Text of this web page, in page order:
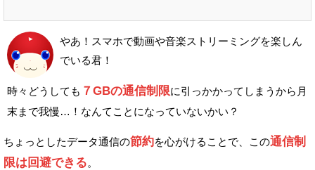
やあ！スマホで動画や音楽ストリーミングを楽しん
でいる君！
時々どうしても ７GBの通信制限に引っかかってしまうから 月
末まで我慢…！なんてことになっていないかい？
ちょっとしたデータ通信の節約を心がけることで、 この通信制
限は回避できる。